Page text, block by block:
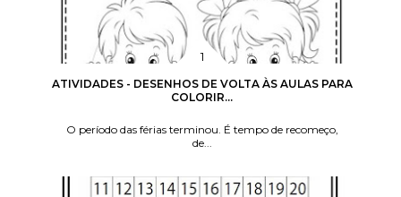
ATIVIDADES - DESENHOS DE VOLTA ÀS AULAS PARA
COLORIR...
O período das férias terminou. É tempo de recomeço,
de...